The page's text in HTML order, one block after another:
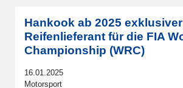
Hankook ab 2025 exklusiver
Reifenlieferant für die FIA
Championship (WRC)
16.01.2025
Motorsport